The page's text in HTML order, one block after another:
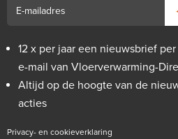
12 x per jaar een nieuwsbrief per
e-mail van Vloerverwarming-
Altijd op de hoogte van de
acties
Privacy- en cookieverklaring